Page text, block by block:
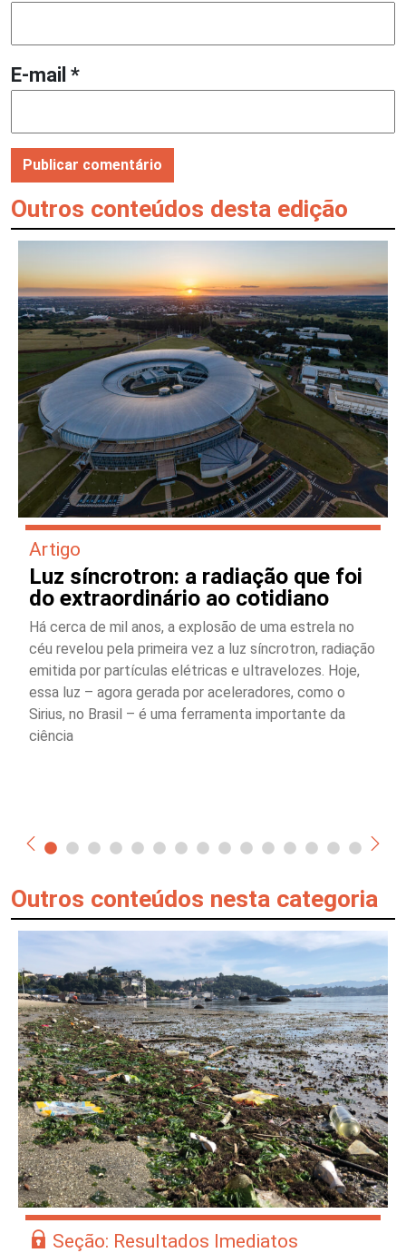
E-mail *
Outros conteúdos desta edição
Artigo
Luz síncrotron: a radiação que foi
do extraordinário ao cotidiano
Há cerca de mil anos, a explosão de uma estrela no
céu revelou pela primeira vez a luz síncrotron, radiação
emitida por partículas elétricas e ultravelozes. Hoje,
essa luz – agora gerada por aceleradores, como o
Sirius, no Brasil – é uma ferramenta importante da
ciência
Outros conteúdos nesta categoria
Seção: Resultados Imediatos